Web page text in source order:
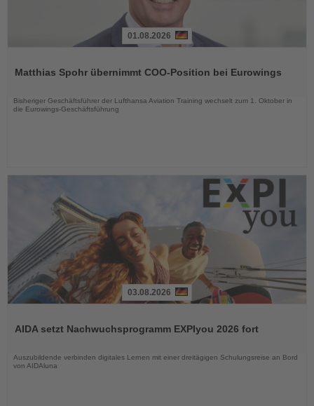
die
01.08.2026
Matthias Spohr übernimmt COO-Position bei Eurowings
Bisheriger Geschäftsführer der Lufthansa Aviation Training wechselt zum 1. Oktober in
die Eurowings-Geschäftsführung
die
03.08.2026
AIDA setzt Nachwuchsprogramm EXPIyou 2026 fort
Auszubildende verbinden digitales Lernen mit einer dreitägigen Schulungsreise an Bord
von AIDAluna